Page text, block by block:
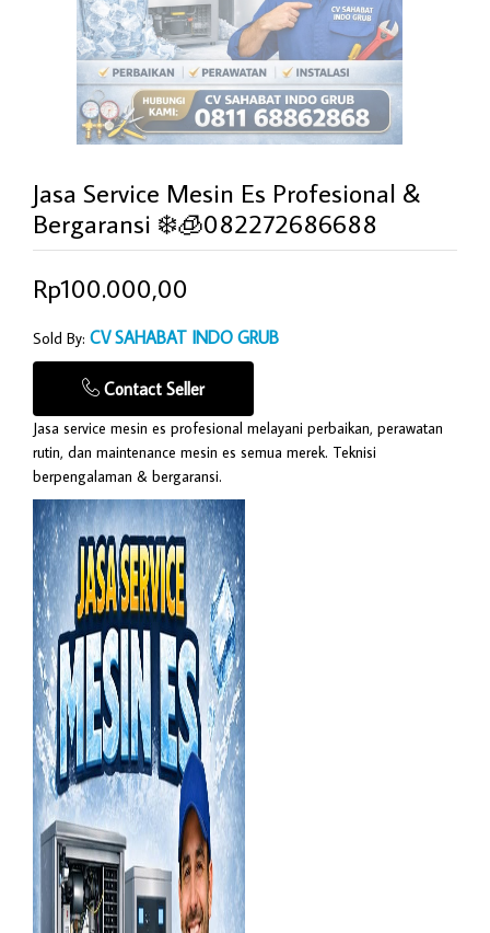
Jasa Service Mesin Es Profesional &
Bergaransi ❄️🧊082272686688
Rp100.000,00
Sold By: CV SAHABAT INDO GRUB
Contact Seller
Jasa service mesin es profesional melayani perbaikan, perawatan
rutin, dan maintenance mesin es semua merek. Teknisi
berpengalaman & bergaransi.